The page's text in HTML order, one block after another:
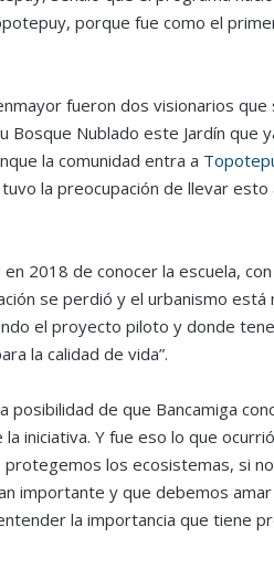
porque fue como el
fueron dos visionarios que
Nublado este Jardín que
la comunidad entra a
la preocupación de llevar
2018 de conocer la escuela,
se perdió y el urbanismo está
el proyecto piloto y donde
la calidad de vida”.
de que Bancamiga
iniciativa. Y fue eso lo que
los ecosistemas, si
importante y que debemos amar
la importancia que tiene